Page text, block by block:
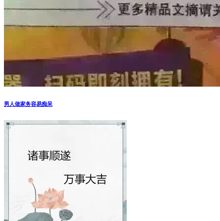
男人做家务容易痴呆